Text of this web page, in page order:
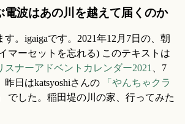
電波はあの川を越えて届くのか
。igaigaです。2021年12月7日の、朝
マーセットを忘れる) このテキストは
スナーアドベントカレンダー2021、7
昨日はkatsyoshiさんの
「やんちゃクラ
でした。稲田堤の川の家、行ってみた